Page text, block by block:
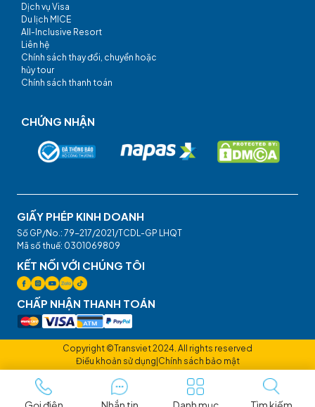
Dịch vụ Visa
Du lịch MICE
All-Inclusive Resort
Liên hệ
Chính sách thay đổi, chuyển hoặc
hủy tour
Chính sách thanh toán
CHỨNG NHẬN
GIẤY PHÉP KINH DOANH
Số GP/No.: 79-217/2021/TCDL-GP LHQT
Mã số thuế: 0301069809
KẾT NỐI VỚI CHÚNG TÔI
CHẤP NHẬN THANH TOÁN
Copyright ©Transviet 2024. All rights reserved
Điều khoản sử dụng|Chính sách bảo mật